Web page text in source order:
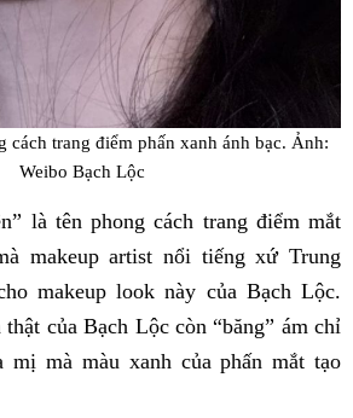
cách trang điểm phấn xanh ánh bạc. Ảnh:
Weibo Bạch Lộc
là tên phong cách trang điểm mắt
makeup artist nổi tiếng xứ Trung
makeup look này của Bạch Lộc.
của Bạch Lộc còn “băng” ám chỉ
mị mà màu xanh của phấn mắt tạo